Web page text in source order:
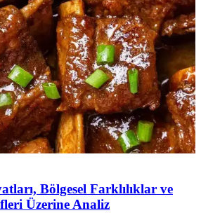
Bölgesel Farklılıklar ve
Üzerine Analiz